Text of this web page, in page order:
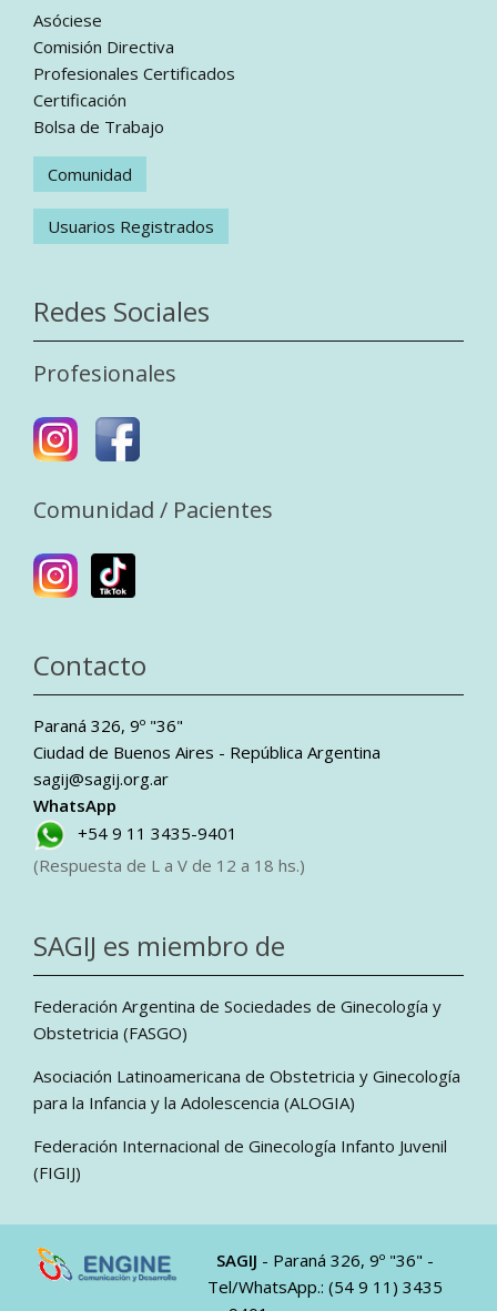
Asóciese
Comisión Directiva
Profesionales Certificados
Certificación
Bolsa de Trabajo
Comunidad
Usuarios Registrados
Redes Sociales
Profesionales
Comunidad / Pacientes
Contacto
Paraná 326, 9º "36"
Ciudad de Buenos Aires - República Argentina
sagij@sagij.org.ar
WhatsApp
+54 9 11 3435-9401
(Respuesta de L a V de 12 a 18 hs.)
SAGIJ es miembro de
Federación Argentina de Sociedades de Ginecología y
Obstetricia (FASGO)
Asociación Latinoamericana de Obstetricia y Ginecología
para la Infancia y la Adolescencia (ALOGIA)
Federación Internacional de Ginecología Infanto Juvenil
(FIGIJ)
SAGIJ - Paraná 326, 9º "36" -
Tel/WhatsApp.: (54 9 11) 3435